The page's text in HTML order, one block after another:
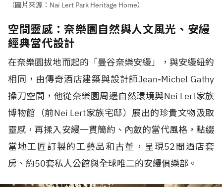
（圖片來源：Nai Lert Park Heritage Home）
空間靈感：奈樂園自然與人文風光、安縵
經典當代設計
在奈樂園拔地而起的「曼谷奈樂安縵」，與安縵紐約
相同，由傳奇酒店建築與設計師Jean-Michel Gathy
操刀空間，他從奈樂園周邊自然環境與Nei Lert家族
博物館（前Nei Lert家族宅邸）展出的珍貴文物汲取
靈感，再揉入安縵一貫簡約、內斂的當代風格，點綴
當地工匠訂製的工藝品和古董，呈現52間酒店套
房、約50套私人公館與全球唯二的安縵俱樂部。